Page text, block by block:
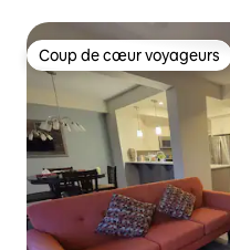
Coup de cœur voyageurs
Coup de cœur voyageurs